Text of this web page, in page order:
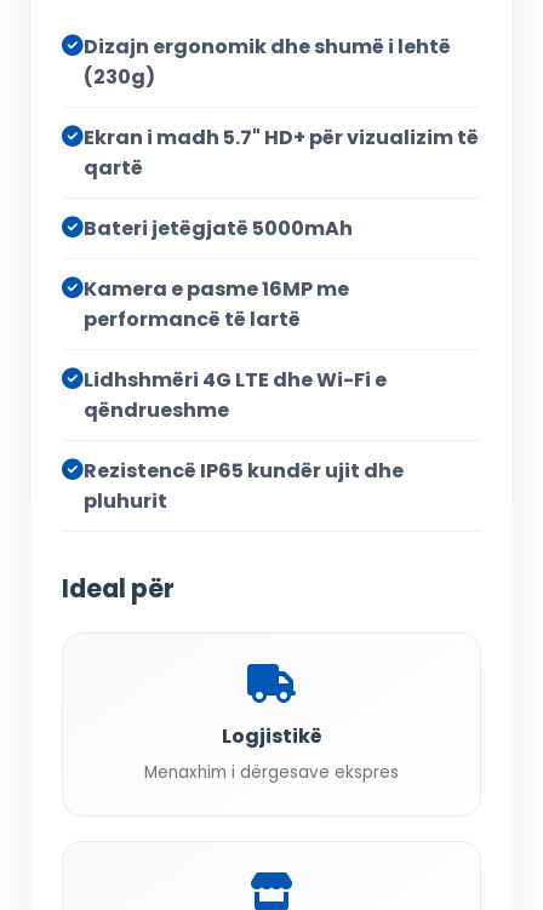
Dizajn ergonomik dhe shumë i lehtë
(230g)
Ekran i madh 5.7" HD+ për vizualizim të
qartë
Bateri jetëgjatë 5000mAh
Kamera e pasme 16MP me
performancë të lartë
Lidhshmëri 4G LTE dhe Wi-Fi e
qëndrueshme
Rezistencë IP65 kundër ujit dhe
pluhurit
Ideal për
Logjistikë
Menaxhim i dërgesave ekspres